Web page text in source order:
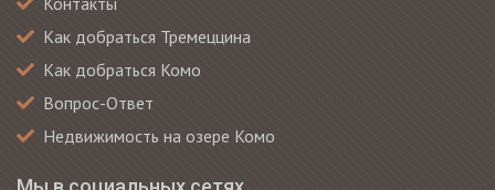
Как добраться Тремеццина
Как добраться Комо
Вопрос-Ответ
Недвижимость на озере Комо